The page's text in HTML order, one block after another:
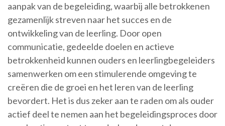
aanpak van de begeleiding, waarbij alle betrokkenen
gezamenlijk streven naar het succes en de
ontwikkeling van de leerling. Door open
communicatie, gedeelde doelen en actieve
betrokkenheid kunnen ouders en leerlingbegeleiders
samenwerken om een stimulerende omgeving te
creëren die de groei en het leren van de leerling
bevordert. Het is dus zeker aan te raden om als ouder
actief deel te nemen aan het begeleidingsproces door